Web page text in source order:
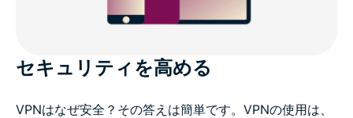
セキュリティを高める
VPNはなぜ安全？その答えは簡単です。VPNの使用は、